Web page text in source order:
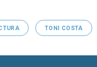
TONI COSTA